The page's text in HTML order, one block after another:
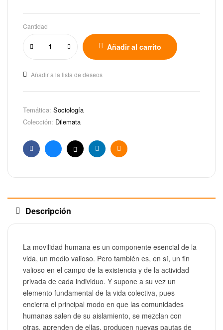
Cantidad
Añadir al carrito
Añadir a la lista de deseos
Temática: Sociología
Colección: Dilemata
FacebookBlueskyX LinkedinEmail
Descripción
La movilidad humana es un componente esencial de la
vida, un medio valioso. Pero también es, en sí, un fin
valioso en el campo de la existencia y de la actividad
privada de cada individuo. Y supone a su vez un
elemento fundamental de la vida colectiva, pues
encierra el principal modo en que las comunidades
humanas salen de su aislamiento, se mezclan con
otras, aprenden de ellas, producen nuevas pautas de